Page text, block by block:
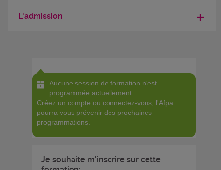
L'admission
Aucune session de formation n'est
programmée actuellement.
Créez un compte ou connectez-vous , l'Afpa
pourra vous prévenir des prochaines
programmations.
Je souhaite m'inscrire sur cette